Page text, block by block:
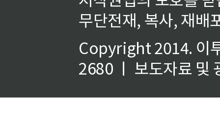
무단전재, 복사, 재배
Copyright 2014. 이
2680 ㅣ 보도자료